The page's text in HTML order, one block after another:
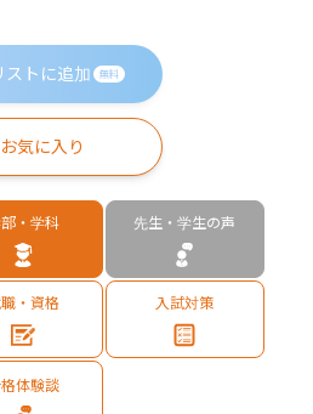
ストに追加 無料
お気に入り
・学科 先生・学生の声
・資格 入試対策
体験談